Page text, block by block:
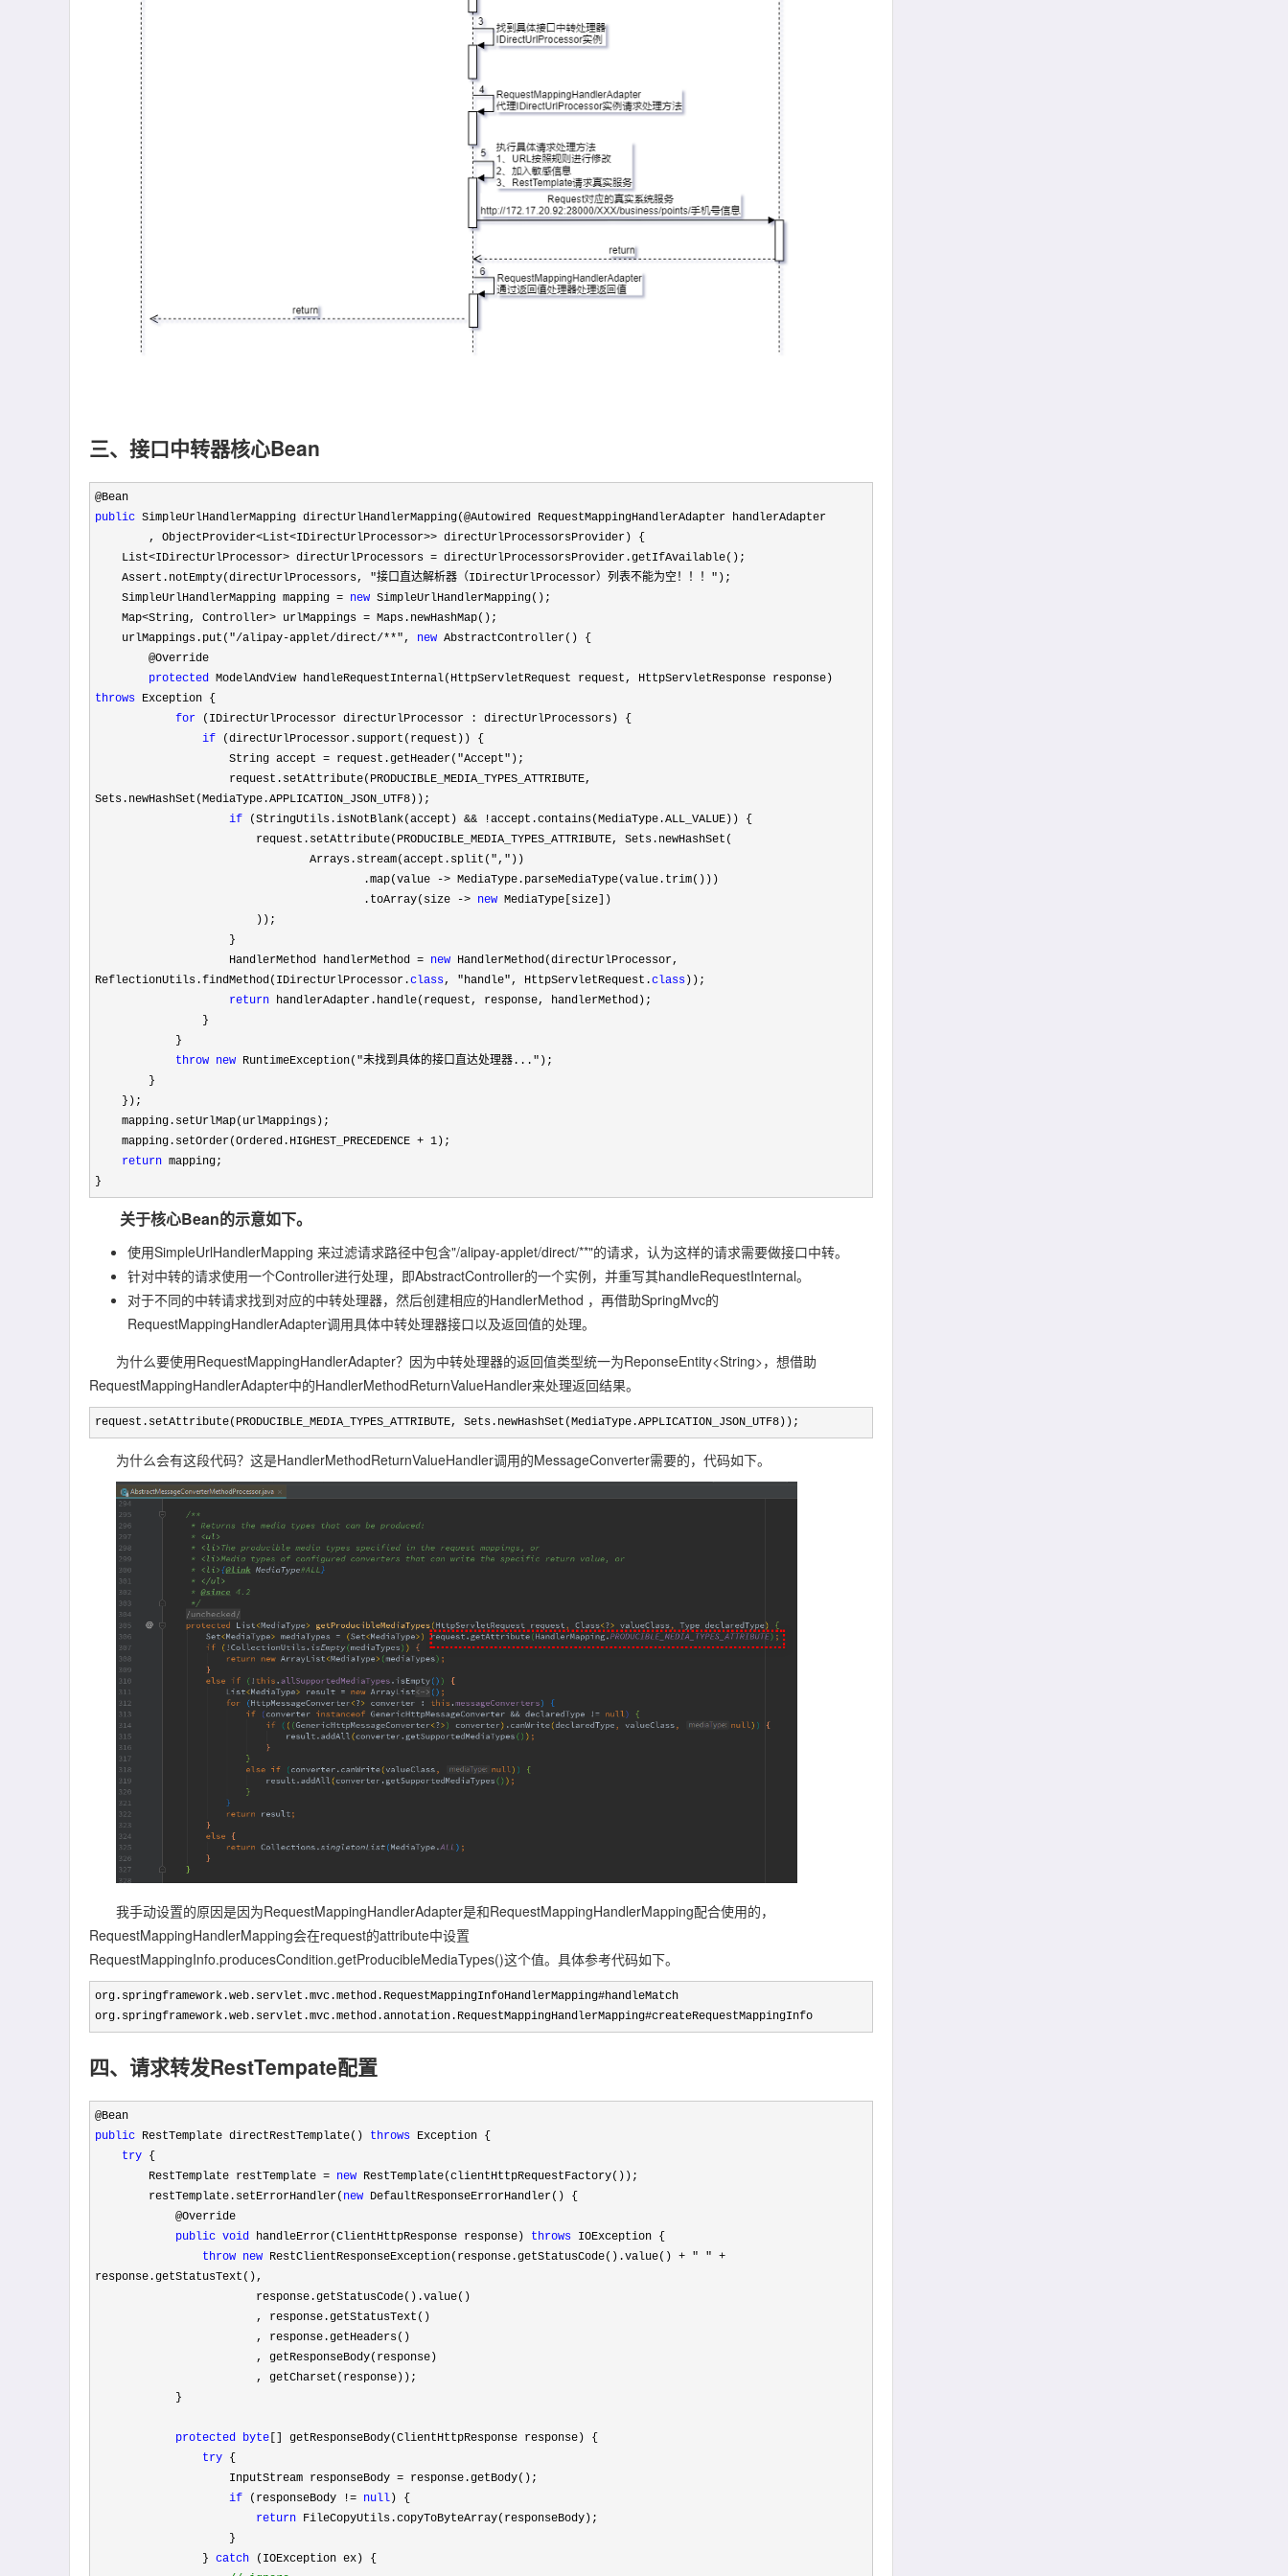
三、接口中转器核心Bean
public SimpleUrlHandlerMapping directUrlHandlerMapping(@Autowired RequestMappingHandlerAdapter handlerAdapter
        , ObjectProvider
<List<IDirectUrlProcessor>> directUrlProcessorsProvider) {
    List
<IDirectUrlProcessor> directUrlProcessors = directUrlProcessorsProvider.getIfAvailable();
    Assert.notEmpty(directUrlProcessors,
"接口直达解析器（IDirectUrlProcessor）列表不能为空！！！" );
    SimpleUrlHandlerMapping mapping
= new SimpleUrlHandlerMapping();
    Map
<String, Controller> urlMappings = Maps.newHashMap();
    urlMappings.put(
"/alipay-applet/direct/**", new AbstractController() {
protected
throws Exception {
for (IDirectUrlProcessor directUrlProcessor : directUrlProcessors) {
if (directUrlProcessor.support(request)) {
                    String accept
= request.getHeader("Accept" );
Sets.newHashSet(MediaType.APPLICATION_JSON_UTF8));
if (StringUtils.isNotBlank(accept) && !accept.contains(MediaType.ALL_VALUE)) {
                                Arrays.stream(accept.split(
"," ))
                                        .map(value
-> MediaType.parseMediaType(value.trim()))
                                        .toArray(size
-> new MediaType[size])
                    HandlerMethod handlerMethod
= new HandlerMethod(directUrlProcessor,
ReflectionUtils.findMethod(IDirectUrlProcessor.class, "handle", HttpServletRequest.class));
return handlerAdapter.handle(request, response, handlerMethod);
throw new RuntimeException("未找到具体的接口直达处理器..." );
    mapping.setOrder(Ordered.HIGHEST_PRECEDENCE
+ 1);
return mapping;
}
关于核心Bean的示意如下。
使用SimpleUrlHandlerMapping 来过滤请求路径中包含"/alipay-applet/direct/**"的请求，认为这样的请求需要做接口中转。
针对中转的请求使用一个Controller进行处理，即AbstractController的一个实例，并重写其handleRequestInternal。
对于不同的中转请求找到对应的中转处理器，然后创建相应的HandlerMethod ，再借助SpringMvc的
RequestMappingHandlerAdapter调用具体中转处理器接口以及返回值的处理。
为什么要使用RequestMappingHandlerAdapter？因为中转处理器的返回值类型统一为ReponseEntity<String>，想借助
RequestMappingHandlerAdapter中的HandlerMethodReturnValueHandler来处理返回结果。
request.setAttribute(PRODUCIBLE_MEDIA_TYPES_ATTRIBUTE, Sets.newHashSet(MediaType.APPLICATION_JSON_UTF8));
为什么会有这段代码？这是HandlerMethodReturnValueHandler调用的MessageConverter需要的，代码如下。
我手动设置的原因是因为RequestMappingHandlerAdapter是和RequestMappingHandlerMapping配合使用的，
RequestMappingHandlerMapping会在request的attribute中设置
RequestMappingInfo.producesCondition.getProducibleMediaTypes()这个值。具体参考代码如下。
org.springframework.web.servlet.mvc.method.RequestMappingInfoHandlerMapping#handleMatch
org.springframework.web.servlet.mvc.method.annotation.RequestMappingHandlerMapping#createRequestMappingInfo
四、请求转发RestTempate配置
public RestTemplate directRestTemplate() throws Exception {
try {
        RestTemplate restTemplate
= new RestTemplate(clientHttpRequestFactory());
        restTemplate.setErrorHandler(
new DefaultResponseErrorHandler() {
public void handleError(ClientHttpResponse response) throws IOException {
throw new RestClientResponseException(response.getStatusCode().value() + " " +
response.getStatusText(),
protected byte [] getResponseBody(ClientHttpResponse response) {
try {
                    InputStream responseBody
= response.getBody();
if (responseBody != null) {
return FileCopyUtils.copyToByteArray(responseBody);
                }
catch (IOException ex) {